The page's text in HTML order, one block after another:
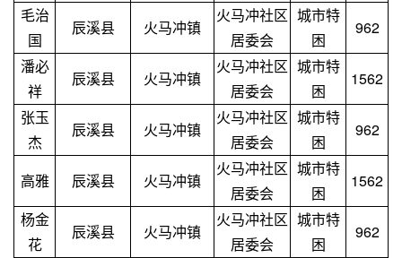
毛治
国
辰溪县 火马冲镇
火马冲社区
居委会
城市特
困
962
潘必
祥
辰溪县 火马冲镇
火马冲社区
居委会
城市特
困
1562
张玉
杰
辰溪县 火马冲镇
火马冲社区
居委会
城市特
困
962
高雅 辰溪县 火马冲镇
火马冲社区
居委会
城市特
困
1562
杨金
花
辰溪县 火马冲镇
火马冲社区
居委会
城市特
困
962